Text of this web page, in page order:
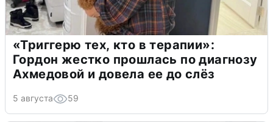
«Триггерю тех, кто в терапии»:
Гордон жестко прошлась по диагнозу
Ахмедовой и довела ее до слёз
5 августа 59